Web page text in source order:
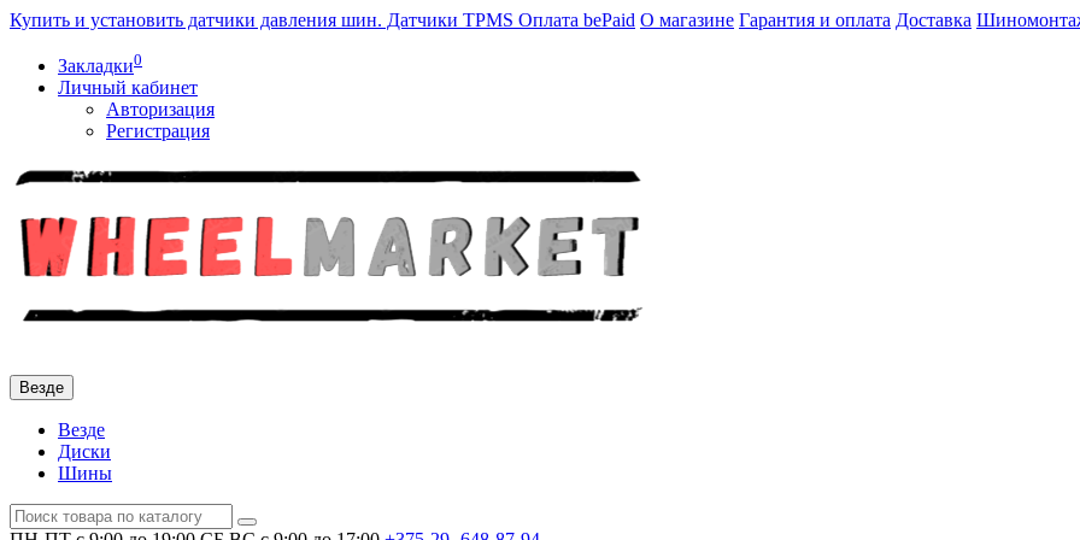
Купить и установить датчики давления шин. Датчики TPMS Оплата bePaid О магазине Гарантия и оплата Доставка
Закладки0
Личный кабинет
Авторизация
Регистрация
Везде
Везде
Диски
Шины